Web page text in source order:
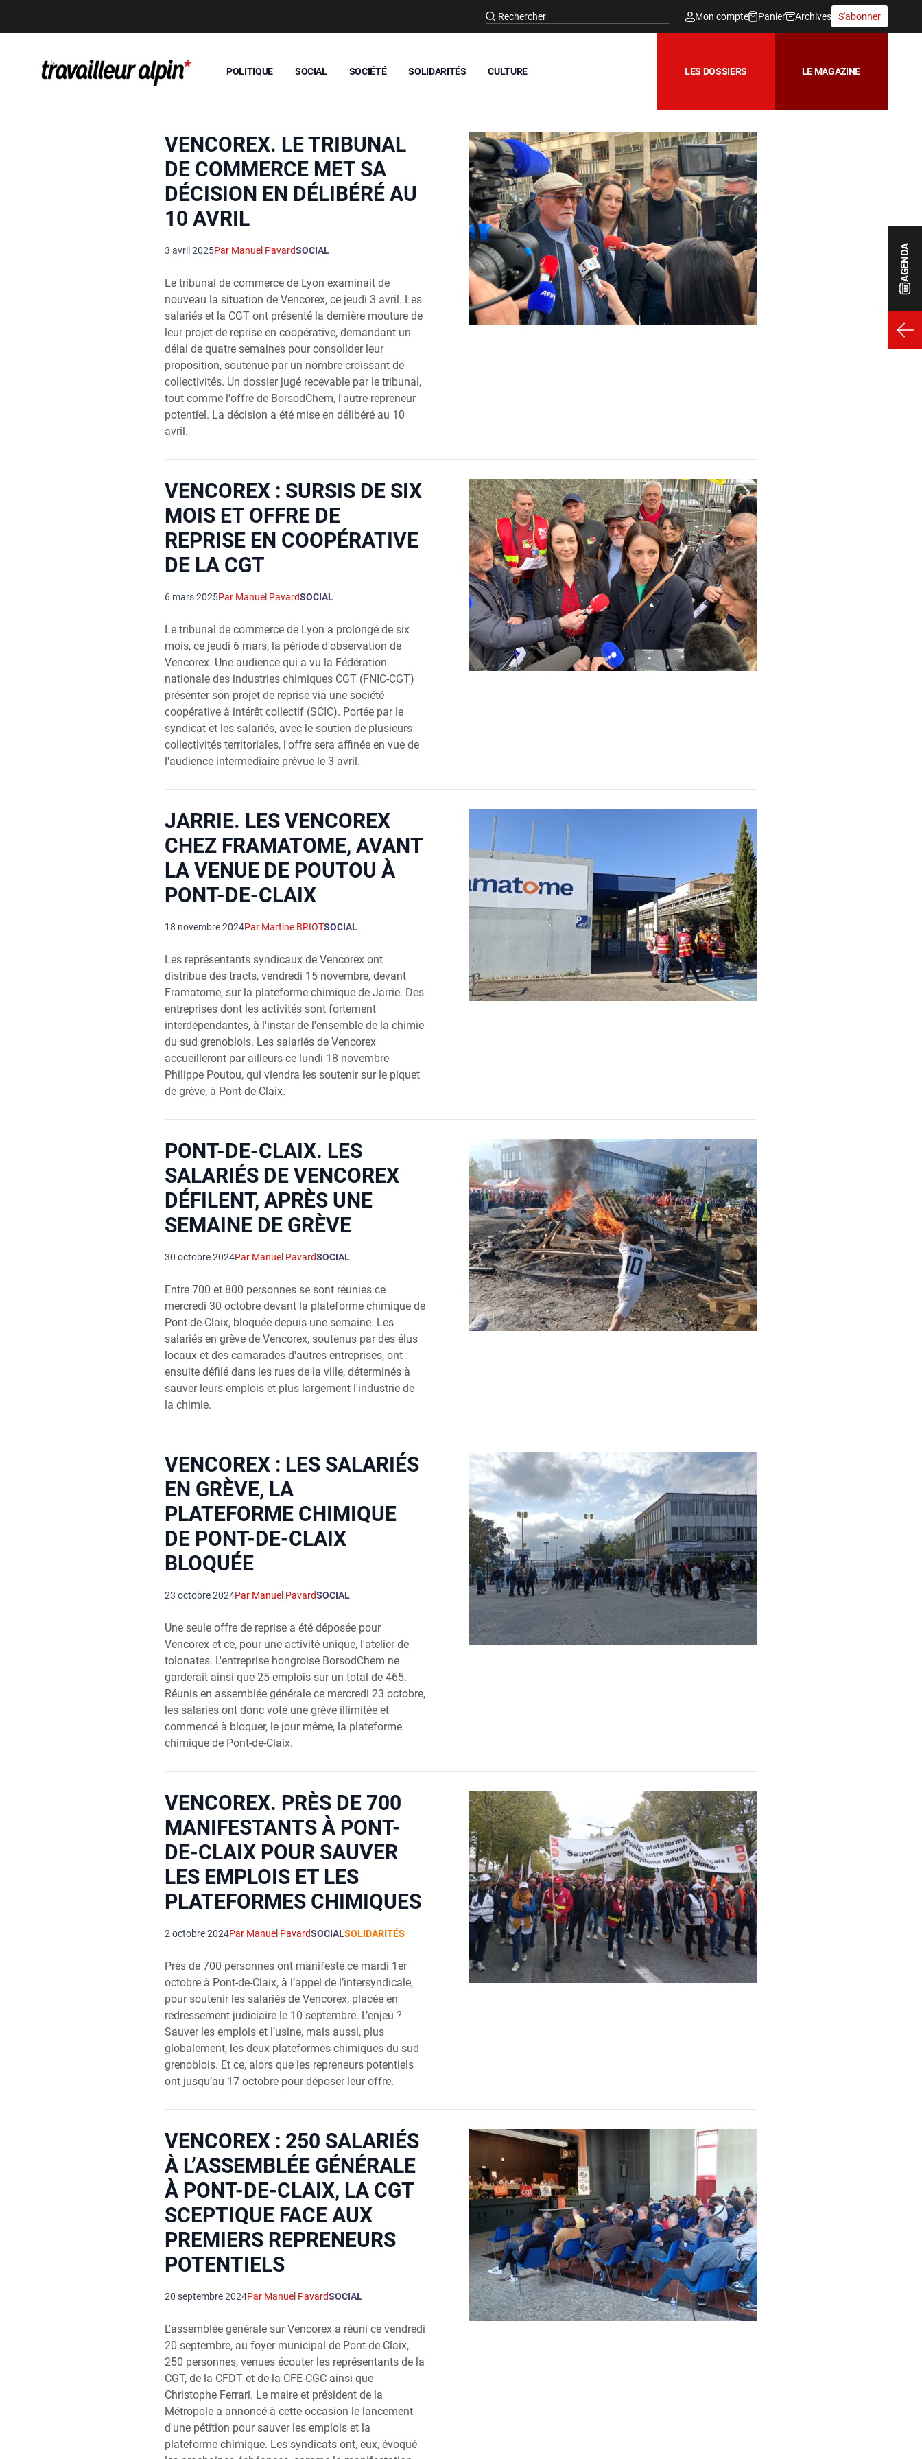
AGENDA
Mon compte Panier Archives S'abonner
POLITIQUE SOCIAL SOCIÉTÉ SOLIDARITÉS CULTURE LES DOSSIERS LE MAGAZINE
VENCOREX. LE TRIBUNAL
DE COMMERCE MET SA
DÉCISION EN DÉLIBÉRÉ AU
10 AVRIL
3 avril 2025Par Manuel PavardSOCIAL
Le tribunal de commerce de Lyon examinait de
nouveau la situation de Vencorex, ce jeudi 3 avril. Les
salariés et la CGT ont présenté la dernière mouture de
leur projet de reprise en coopérative, demandant un
délai de quatre semaines pour consolider leur
proposition, soutenue par un nombre croissant de
collectivités. Un dossier jugé recevable par le tribunal,
tout comme l'offre de BorsodChem, l'autre repreneur
potentiel. La décision a été mise en délibéré au 10
avril.
VENCOREX : SURSIS DE SIX
MOIS ET OFFRE DE
REPRISE EN COOPÉRATIVE
DE LA CGT
6 mars 2025Par Manuel PavardSOCIAL
Le tribunal de commerce de Lyon a prolongé de six
mois, ce jeudi 6 mars, la période d'observation de
Vencorex. Une audience qui a vu la Fédération
nationale des industries chimiques CGT (FNIC-CGT)
présenter son projet de reprise via une société
coopérative à intérêt collectif (SCIC). Portée par le
syndicat et les salariés, avec le soutien de plusieurs
collectivités territoriales, l'offre sera affinée en vue de
l'audience intermédiaire prévue le 3 avril.
JARRIE. LES VENCOREX
CHEZ FRAMATOME, AVANT
LA VENUE DE POUTOU À
PONT-DE-CLAIX
18 novembre 2024Par Martine BRIOTSOCIAL
Les représentants syndicaux de Vencorex ont
distribué des tracts, vendredi 15 novembre, devant
Framatome, sur la plateforme chimique de Jarrie. Des
entreprises dont les activités sont fortement
interdépendantes, à l'instar de l'ensemble de la chimie
du sud grenoblois. Les salariés de Vencorex
accueilleront par ailleurs ce lundi 18 novembre
Philippe Poutou, qui viendra les soutenir sur le piquet
de grève, à Pont-de-Claix.
PONT-DE-CLAIX. LES
SALARIÉS DE VENCOREX
DÉFILENT, APRÈS UNE
SEMAINE DE GRÈVE
30 octobre 2024Par Manuel PavardSOCIAL
Entre 700 et 800 personnes se sont réunies ce
mercredi 30 octobre devant la plateforme chimique de
Pont-de-Claix, bloquée depuis une semaine. Les
salariés en grève de Vencorex, soutenus par des élus
locaux et des camarades d'autres entreprises, ont
ensuite défilé dans les rues de la ville, déterminés à
sauver leurs emplois et plus largement l'industrie de
la chimie.
VENCOREX : LES SALARIÉS
EN GRÈVE, LA
PLATEFORME CHIMIQUE
DE PONT-DE-CLAIX
BLOQUÉE
23 octobre 2024Par Manuel PavardSOCIAL
Une seule offre de reprise a été déposée pour
Vencorex et ce, pour une activité unique, l'atelier de
tolonates. L'entreprise hongroise BorsodChem ne
garderait ainsi que 25 emplois sur un total de 465.
Réunis en assemblée générale ce mercredi 23 octobre,
les salariés ont donc voté une grève illimitée et
commencé à bloquer, le jour même, la plateforme
chimique de Pont-de-Claix.
VENCOREX. PRÈS DE 700
MANIFESTANTS À PONT-
DE-CLAIX POUR SAUVER
LES EMPLOIS ET LES
PLATEFORMES CHIMIQUES
2 octobre 2024Par Manuel PavardSOCIALSOLIDARITÉS
Près de 700 personnes ont manifesté ce mardi 1er
octobre à Pont-de-Claix, à l’appel de l’intersyndicale,
pour soutenir les salariés de Vencorex, placée en
redressement judiciaire le 10 septembre. L’enjeu ?
Sauver les emplois et l’usine, mais aussi, plus
globalement, les deux plateformes chimiques du sud
grenoblois. Et ce, alors que les repreneurs potentiels
ont jusqu’au 17 octobre pour déposer leur offre.
VENCOREX : 250 SALARIÉS
À L’ASSEMBLÉE GÉNÉRALE
À PONT-DE-CLAIX, LA CGT
SCEPTIQUE FACE AUX
PREMIERS REPRENEURS
POTENTIELS
20 septembre 2024Par Manuel PavardSOCIAL
L'assemblée générale sur Vencorex a réuni ce vendredi
20 septembre, au foyer municipal de Pont-de-Claix,
250 personnes, venues écouter les représentants de la
CGT, de la CFDT et de la CFE-CGC ainsi que
Christophe Ferrari. Le maire et président de la
Métropole a annoncé à cette occasion le lancement
d'une pétition pour sauver les emplois et la
plateforme chimique. Les syndicats ont, eux, évoqué